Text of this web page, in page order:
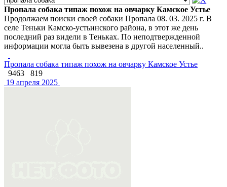
Пропала собака типаж похож на овчарку Камское Устье
Продолжаем поиски своей собаки Пропала 08. 03. 2025 г. В
селе Теньки Камско-устьинского района, в этот же день
последний раз видели в Теньках. По неподтвержденной
информации могла быть вывезена в другой населенный..
Пропала собака типаж похож на овчарку Камское Устье
9463
819
19 апреля 2025